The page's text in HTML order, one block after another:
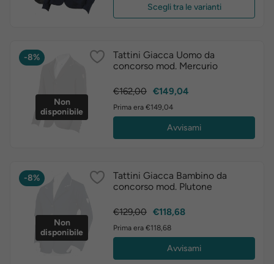
Scegli tra le varianti
-8%
Non
disponibile
Tattini Giacca Uomo da
concorso mod. Mercurio
Prezzo
€162,00 Prezzo
€149,04
Prima era €149,04
Avvisami
-8%
Non
disponibile
Tattini Giacca Bambino da
concorso mod. Plutone
Prezzo
€129,00 Prezzo
€118,68
Prima era €118,68
Avvisami